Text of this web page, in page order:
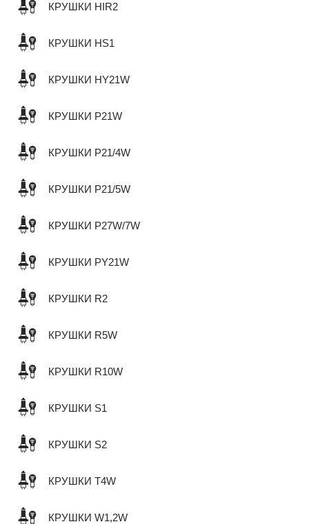
КРУШКИ HIR2
КРУШКИ HS1
КРУШКИ HY21W
КРУШКИ P21W
КРУШКИ P21/4W
КРУШКИ P21/5W
КРУШКИ P27W/7W
КРУШКИ PY21W
КРУШКИ R2
КРУШКИ R5W
КРУШКИ R10W
КРУШКИ S1
КРУШКИ S2
КРУШКИ T4W
КРУШКИ W1,2W